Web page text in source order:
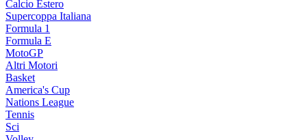
Calcio Estero
Supercoppa Italiana
Formula 1
Formula E
MotoGP
Altri Motori
Basket
America's Cup
Nations League
Tennis
Sci